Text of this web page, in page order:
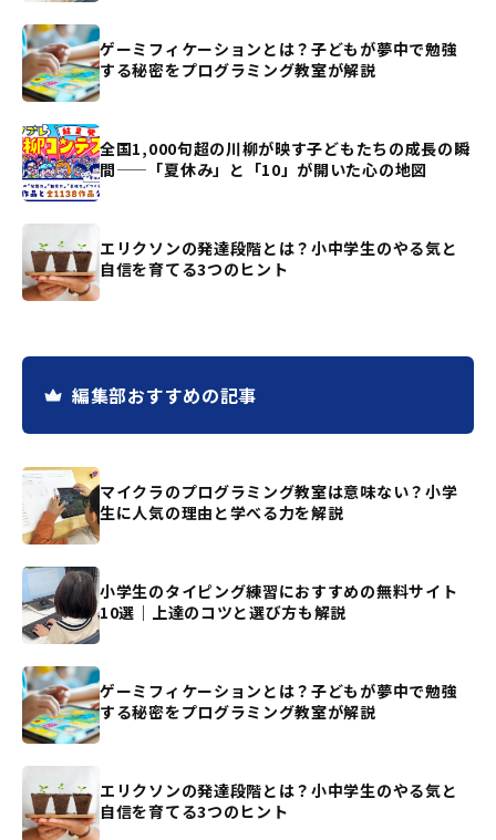
ゲーミフィケーションとは？子どもが夢中で勉強
する秘密をプログラミング教室が解説
全国1,000句超の川柳が映す子どもたちの成長の瞬
間——「夏休み」と「10」が開いた心の地図
エリクソンの発達段階とは？小中学生のやる気と
自信を育てる3つのヒント
編集部おすすめの記事
マイクラのプログラミング教室は意味ない？小学
生に人気の理由と学べる力を解説
小学生のタイピング練習におすすめの無料サイト
10選｜上達のコツと選び方も解説
ゲーミフィケーションとは？子どもが夢中で勉強
する秘密をプログラミング教室が解説
エリクソンの発達段階とは？小中学生のやる気と
自信を育てる3つのヒント